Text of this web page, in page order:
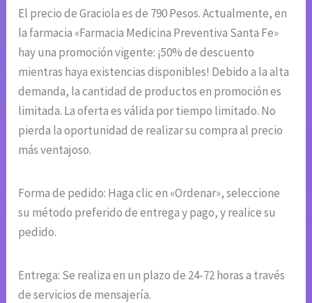
El precio de Graciola es de 790 Pesos. Actualmente, en
la farmacia «Farmacia Medicina Preventiva Santa Fe»
hay una promoción vigente: ¡50% de descuento
mientras haya existencias disponibles! Debido a la alta
demanda, la cantidad de productos en promoción es
limitada. La oferta es válida por tiempo limitado. No
pierda la oportunidad de realizar su compra al precio
más ventajoso.
Forma de pedido: Haga clic en «Ordenar», seleccione
su método preferido de entrega y pago, y realice su
pedido.
Entrega: Se realiza en un plazo de 24-72 horas a través
de servicios de mensajería.